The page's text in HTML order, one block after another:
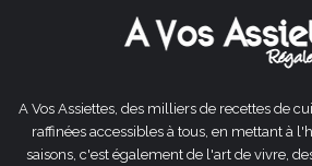
A Vos Assiettes, des milliers de recettes de
raffinées accessibles à tous, en mettant à
saisons, c'est également de l'art de vivre,